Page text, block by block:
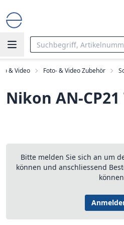
& Video Foto- & Video Zubehör
Nikon AN-
Bitte melden Sie sich an um
können und anschliessend